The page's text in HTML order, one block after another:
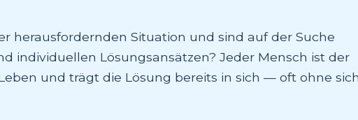
herausfordernden Situation und sind auf der Suche
individuellen Lösungsansätzen? Jeder Mensch ist der
und trägt die Lösung bereits in sich — oft ohne